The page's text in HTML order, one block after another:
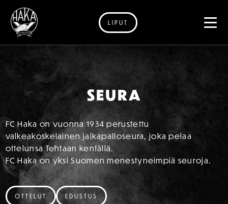
Siirry sisältöön
LIPUT
SEURA
FC Haka on vuonna 1934 perustettu
valkeakoskelainen jalkapalloseura, joka pelaa
ottelunsa Tehtaan kentällä.
FC Haka on yksi Suomen menestyneimpiä seuroja.
OTTELUT EDUSTUS